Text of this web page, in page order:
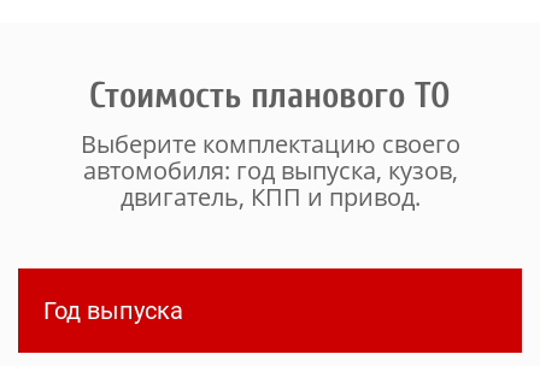
Стоимость планового ТО
Выберите комплектацию своего
автомобиля: год выпуска, кузов,
двигатель, КПП и привод.
Год выпуска